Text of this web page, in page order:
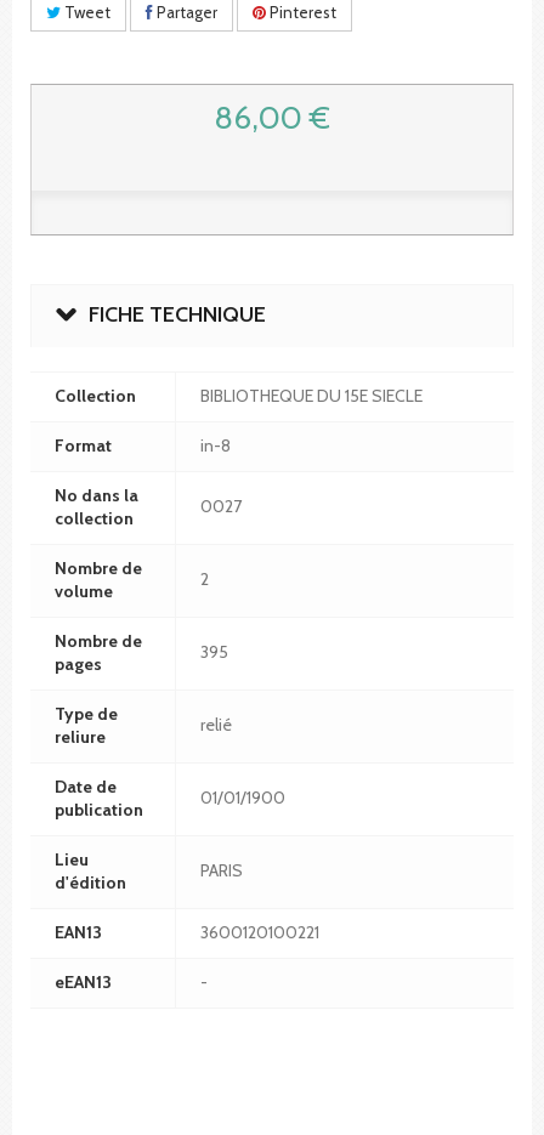
Tweet Partager Pinterest
86,00 €
FICHE TECHNIQUE
Collection BIBLIOTHEQUE DU 15E SIECLE
Format in-8
No dans la
collection
0027
Nombre de
volume
2
Nombre de
pages
395
Type de
reliure
relié
Date de
publication
01/01/1900
Lieu
d'édition
PARIS
EAN13 3600120100221
eEAN13 -